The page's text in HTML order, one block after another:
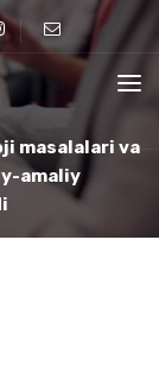
masalalari va
amaliy